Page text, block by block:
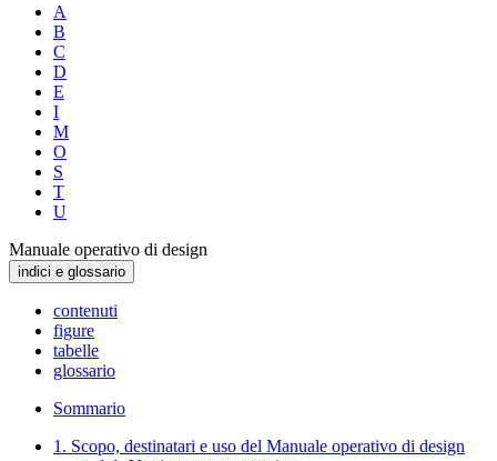
A
B
C
D
E
I
M
O
S
T
U
Manuale operativo di design
indici e glossario
contenuti
figure
tabelle
glossario
Sommario
1. Scopo, destinatari e uso del Manuale operativo di design